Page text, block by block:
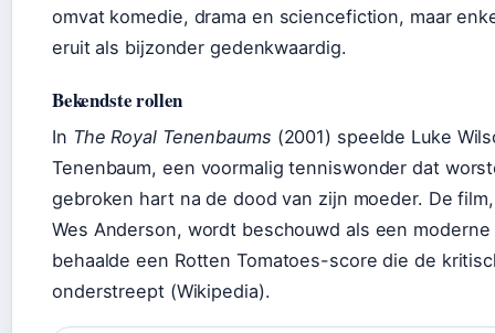
omvat komedie, drama en sciencefiction, maar
eruit als bijzonder gedenkwaardig.
Bekendste rollen
In The Royal Tenenbaums (2001) speelde Luke
Tenenbaum, een voormalig tenniswonder dat
gebroken hart na de dood van zijn moeder. De
Wes Anderson, wordt beschouwd als een
behaalde een Rotten Tomatoes-score die de
onderstreept (Wikipedia).